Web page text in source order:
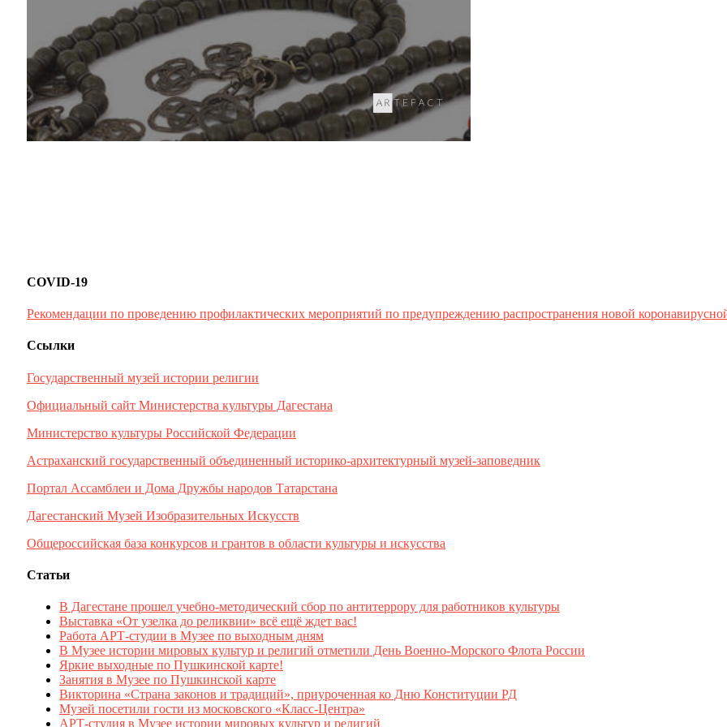
COVID-19
Рекомендации по проведению профилактических мероприятий по предупреждению распространения новой
Ссылки
Государственный музей истории религии
Официальный сайт Министерства культуры Дагестана
Министерство культуры Российской Федерации
Астраханский государственный объединенный историко-архитектурный музей-заповедник
Портал Ассамблеи и Дома Дружбы народов Татарстана
Дагестанский Музей Изобразительных Искусств
Общероссийская база конкурсов и грантов в области культуры и искусства
Статьи
В Дагестане прошел учебно-методический сбор по антитеррору для работников культуры
Выставка «От узелка до реликвии» всё ещё ждет вас!
Работа АРТ-студии в Музее по выходным дням
В Музее истории мировых культур и религий отметили День Военно-Морского Флота России
Яркие выходные по Пушкинской карте!
Занятия в Музее по Пушкинской карте
Викторина «Страна законов и традиций», приуроченная ко Дню Конституции РД
Музей посетили гости из московского «Класс-Центра»
АРТ-студия в Музее истории мировых культур и религий